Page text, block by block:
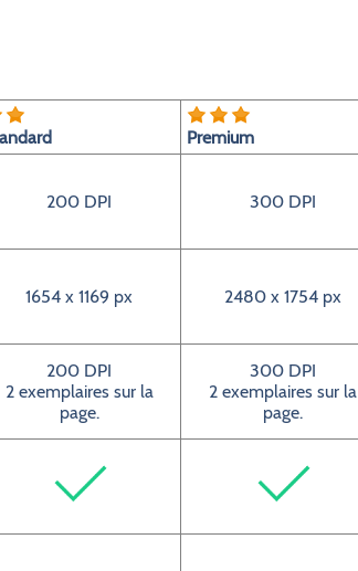
Premium
200 DPI 300 DPI
1654 x 1169 px 2480 x 1754 px
200 DPI
2 exemplaires sur la
page.
300 DPI
2 exemplaires sur la
page.